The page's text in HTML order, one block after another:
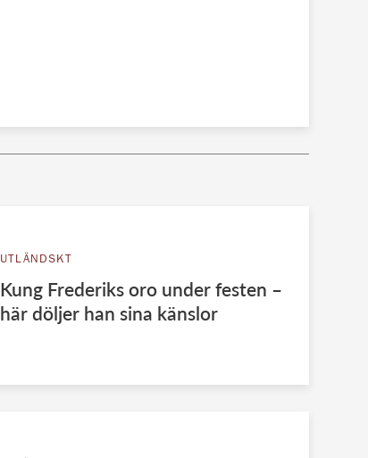
UTLÄNDSKT
Kung Frederiks oro under festen –
här döljer han sina känslor